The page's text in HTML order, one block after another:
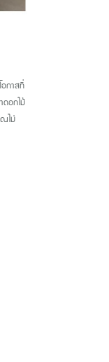
กาสที่
ดอกไม้
ไม่